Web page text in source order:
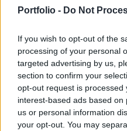
Portfolio - Do Not
If you wish to opt-out of the
processing of your personal
targeted advertising by us,
section to confirm your
opt-out request is processed
interest-based ads based
us or personal information
your opt-out. You may
Európai Uniós csúcs,
Az amerikai zárást
spanyol bankot minősített
indokolva a lépést, hogy
hitelképessége, és ez hat
Tegnap már voltak olyan
hitelminősítő lépését, így